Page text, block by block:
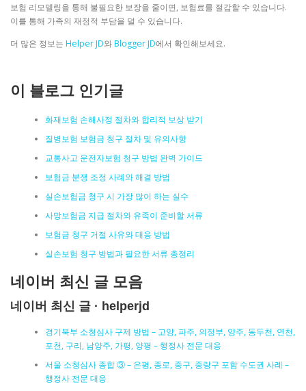
보험 리모델링을 통해 불필요한 보장을 줄이면, 보험료를 절감할 수 있습니다.
이를 통해 가족의 재정적 부담을 덜 수 있습니다.
더 많은 정보는 Helper JD와Blogger JD에서 확인해보세요.
이 블로그 인기글
화재보험 손해사정 절차와 합리적 보상 받기
질병보험 보험금 청구 절차 및 유의사항
교통사고 운전자보험 청구 방법 완벽 가이드
보험금 분쟁 조정 사례와 해결 방법
실손보험금 청구 시 가장 많이 하는 실수
사망보험금 지급 절차와 유족이 준비할 서류
보험금 청구 거절 사유와 대응 방법
실손보험 청구 방법과 필요한 서류 총정리
네이버 최신 글 모음
네이버 최신 글 · helperjd
경기북부 소청심사 구제 방법 – 고양, 파주, 의정부, 양주, 동두천, 연천,
포천, 구리, 남양주, 가평, 양평 – 행정사 전문 대응
서울 소청심사 종합 ③ – 은평, 종로, 중구, 중랑구 포함 수도권 사례 –
행정사 전문 대응